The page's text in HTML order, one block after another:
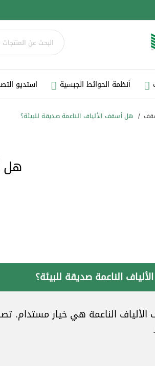
أنظمة الحوائط الجبسية استديو
هل أسقف الألياف الناعمة صديقة للبيئة؟
هل
الناعمة صديقة للبيئة؟
الناعمة هي خيار مستدام.